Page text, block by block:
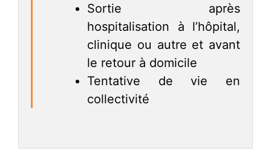
Sortie après
hospitalisation à l’hôpital,
clinique ou autre et avant
le retour à domicile
Tentative de vie en
collectivité